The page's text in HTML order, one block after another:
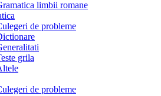
limbii romane
de probleme
grila
de probleme